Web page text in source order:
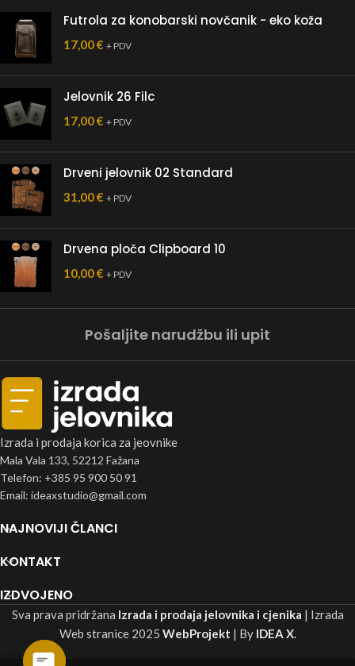
Futrola za konobarski novčanik - eko koža
17,00€ + PDV
Jelovnik 26 Filc
17,00€ + PDV
Drveni jelovnik 02 Standard
31,00€ + PDV
Drvena ploča Clipboard 10
10,00€ + PDV
Pošaljite narudžbu ili upit
Izrada i prodaja korica za jeovnike
Mala Vala 133, 52212 Fažana
Telefon: +385 95 900 50 91
Email: ideaxstudio@gmail.com
NAJNOVIJI ČLANCI
KONTAKT
IZDVOJENO
Sva prava pridržana Izrada i prodaja jelovnika i cjenika | Izrada
Web stranice2025 WebProjekt | By IDEA X.